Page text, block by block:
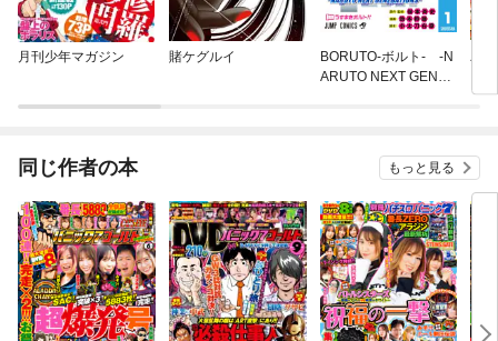
月刊少年マガジン 賭ケグルイ
BORUTO-ボルト- -N
ARUTO NEXT GENER
パ
同じ作者の本 もっと見る